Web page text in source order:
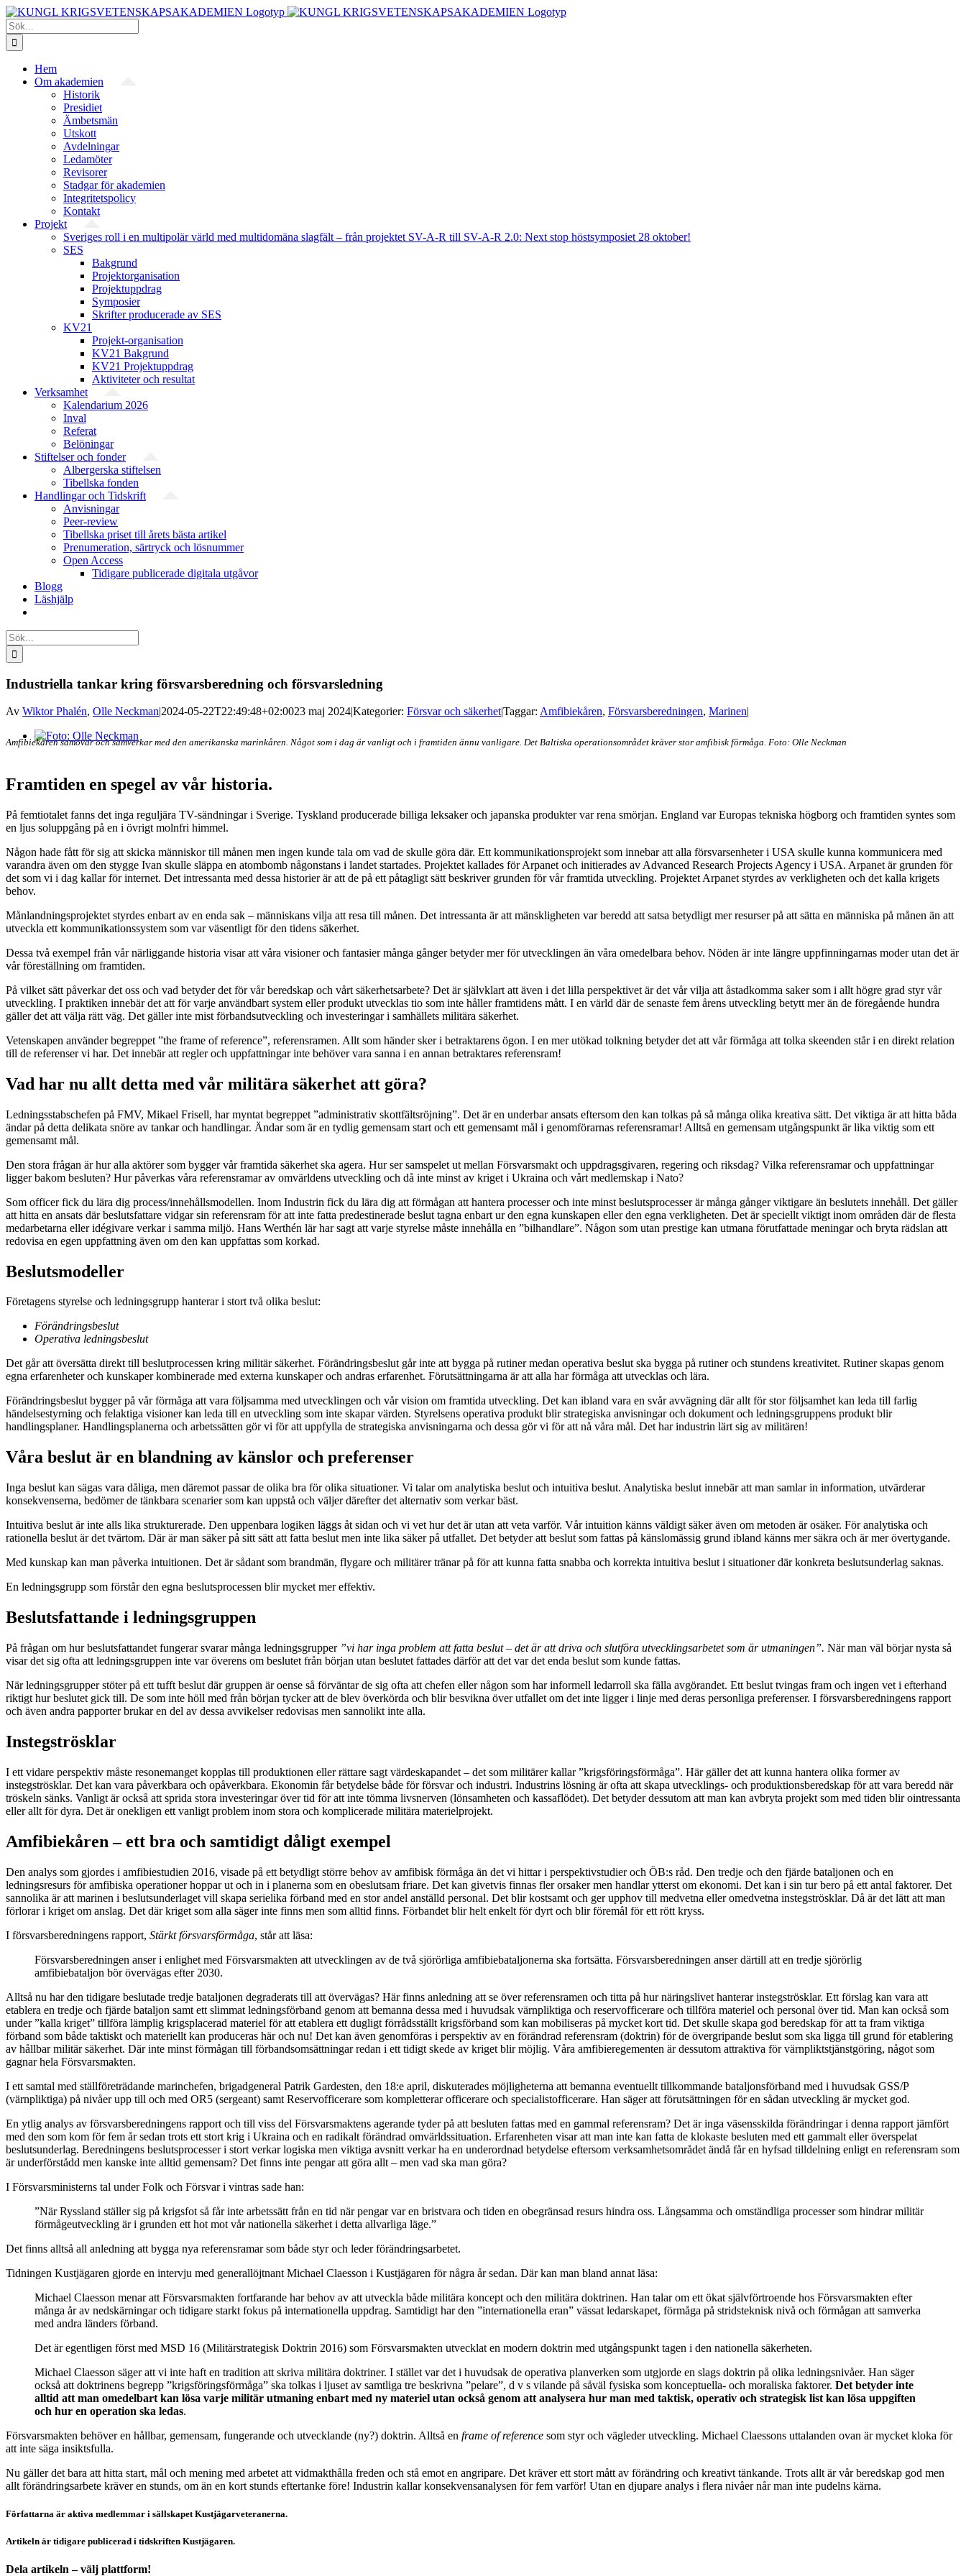
Fortsätt
till
innehållet
Sök
efter:
Hem
Om akademien
Historik
Presidiet
Ämbetsmän
Utskott
Avdelningar
Ledamöter
Revisorer
Stadgar för akademien
Integritetspolicy
Kontakt
Projekt
Sveriges roll i en multipolär värld med multidomäna slagfält – från projektet SV-A-R till SV-A-R 2.0: Next stop höstsymposiet 28 oktober!
SES
Bakgrund
Projekt­organisation
Projektuppdrag
Symposier
Skrifter producerade av SES
KV21
Projekt-organisation
KV21 Bakgrund
KV21 Projektuppdrag
Aktiviteter och resultat
Verksamhet
Kalendarium 2026
Inval
Referat
Belöningar
Stiftelser och fonder
Albergerska stiftelsen
Tibellska fonden
Handlingar och Tidskrift
Anvisningar
Peer-review
Tibellska priset till årets bästa artikel
Prenumeration, särtryck och lösnummer
Open Access
Tidigare publicerade digitala utgåvor
Blogg
Läshjälp
Sök
efter:
Industriella tankar kring försvarsberedning och försvarsledning
Av Wiktor Phalén, Olle Neckman|2024-05-22T22:49:48+02:0023 maj 2024|Kategorier: Försvar och säkerhet|Taggar: Amfibiekåren, Försvarsberedningen, Marinen|
Visa
större
Amfibiekåren samövar och samverkar med den amerikanska marinkåren. Något som i dag är vanligt och i framtiden ännu vanligare. Det Baltiska operationsområdet kräver stor amfibisk förmåga. Foto: Olle Neckman
Framtiden en spegel av vår historia.
På femtiotalet fanns det inga reguljära TV-sändningar i Sverige. Tyskland producerade billiga leksaker och japanska produkter var rena smörjan. England var Europas tekniska högborg och framtiden syntes som
en ljus soluppgång på en i övrigt molnfri himmel.
Någon hade fått för sig att skicka människor till månen men ingen kunde tala om vad de skulle göra där. Ett kommunikationsprojekt som innebar att alla försvarsenheter i USA skulle kunna kommunicera med
varandra även om den stygge Ivan skulle släppa en atombomb någonstans i landet startades. Projektet kallades för Arpanet och initierades av Advanced Research Projects Agency i USA. Arpanet är grunden för
det som vi i dag kallar för internet. Det intressanta med dessa historier är att de på ett påtagligt sätt beskriver grunden för vår framtida utveckling. Projektet Arpanet styrdes av verkligheten och det kalla krigets
behov.
Månlandningsprojektet styrdes enbart av en enda sak – människans vilja att resa till månen. Det intressanta är att mänskligheten var beredd att satsa betydligt mer resurser på att sätta en människa på månen än att
utveckla ett kommunikationssystem som var väsentligt för den tidens säkerhet.
Dessa två exempel från vår närliggande historia visar att våra visioner och fantasier många gånger betyder mer för utvecklingen än våra omedelbara behov. Nöden är inte längre uppfinningarnas moder utan det är
vår föreställning om framtiden.
På vilket sätt påverkar det oss och vad betyder det för vår beredskap och vårt säkerhetsarbete? Det är självklart att även i det lilla perspektivet är det vår vilja att åstadkomma saker som i allt högre grad styr vår
utveckling. I praktiken innebär det att för varje användbart system eller produkt utvecklas tio som inte håller framtidens mått. I en värld där de senaste fem årens utveckling betytt mer än de föregående hundra
gäller det att välja rätt väg. Det gäller inte mist förbandsutveckling och investeringar i samhällets militära säkerhet.
Vetenskapen använder begreppet ”the frame of reference”, referensramen. Allt som händer sker i betraktarens ögon. I en mer utökad tolkning betyder det att vår förmåga att tolka skeenden står i en direkt relation
till de referenser vi har. Det innebär att regler och uppfattningar inte behöver vara sanna i en annan betraktares referensram!
Vad har nu allt detta med vår militära säkerhet att göra?
Ledningsstabschefen på FMV, Mikael Frisell, har myntat begreppet ”administrativ skottfältsröjning”. Det är en underbar ansats eftersom den kan tolkas på så många olika kreativa sätt. Det viktiga är att hitta båda
ändar på detta delikata snöre av tankar och handlingar. Ändar som är en tydlig gemensam start och ett gemensamt mål i genomförarnas referensramar! Alltså en gemensam utgångspunkt är lika viktig som ett
gemensamt mål.
Den stora frågan är hur alla aktörer som bygger vår framtida säkerhet ska agera. Hur ser samspelet ut mellan Försvarsmakt och uppdragsgivaren, regering och riksdag? Vilka referensramar och uppfattningar
ligger bakom besluten? Hur påverkas våra referensramar av omvärldens utveckling och då inte minst av kriget i Ukraina och vårt medlemskap i Nato?
Som officer fick du lära dig process/innehållsmodellen. Inom Industrin fick du lära dig att förmågan att hantera processer och inte minst beslutsprocesser är många gånger viktigare än beslutets innehåll. Det gäller
att hitta en ansats där beslutsfattare vidgar sin referensram för att inte fatta predestinerade beslut tagna enbart ur den egna kunskapen eller den egna verkligheten. Det är speciellt viktigt inom områden där de flesta
medarbetarna eller idégivare verkar i samma miljö. Hans Werthén lär har sagt att varje styrelse måste innehålla en ”bilhandlare”. Någon som utan prestige kan utmana förutfattade meningar och bryta rädslan att
redovisa en egen uppfattning även om den kan uppfattas som korkad.
Beslutsmodeller
Företagens styrelse och ledningsgrupp hanterar i stort två olika beslut:
Förändringsbeslut
Operativa ledningsbeslut
Det går att översätta direkt till beslutprocessen kring militär säkerhet. Förändringsbeslut går inte att bygga på rutiner medan operativa beslut ska bygga på rutiner och stundens kreativitet. Rutiner skapas genom
egna erfarenheter och kunskaper kombinerade med externa kunskaper och andras erfarenhet. Förutsättningarna är att alla har förmåga att utvecklas och lära.
Förändringsbeslut bygger på vår förmåga att vara följsamma med utvecklingen och vår vision om framtida utveckling. Det kan ibland vara en svår avvägning där allt för stor följsamhet kan leda till farlig
händelsestyrning och felaktiga visioner kan leda till en utveckling som inte skapar värden. Styrelsens operativa produkt blir strategiska anvisningar och dokument och ledningsgruppens produkt blir
handlingsplaner. Handlingsplanerna och arbetssätten gör vi för att uppfylla de strategiska anvisningarna och dessa gör vi för att nå våra mål. Det har industrin lärt sig av militären!
Våra beslut är en blandning av känslor och preferenser
Inga beslut kan sägas vara dåliga, men däremot passar de olika bra för olika situationer. Vi talar om analytiska beslut och intuitiva beslut. Analytiska beslut innebär att man samlar in information, utvärderar
konsekvenserna, bedömer de tänkbara scenarier som kan uppstå och väljer därefter det alternativ som verkar bäst.
Intuitiva beslut är inte alls lika strukturerade. Den uppenbara logiken läggs åt sidan och vi vet hur det är utan att veta varför. Vår intuition känns väldigt säker även om metoden är osäker. För analytiska och
rationella beslut är det tvärtom. Där är man säker på sitt sätt att fatta beslut men inte lika säker på utfallet. Det betyder att beslut som fattas på känslomässig grund ibland känns mer säkra och är mer övertygande.
Med kunskap kan man påverka intuitionen. Det är sådant som brandmän, flygare och militärer tränar på för att kunna fatta snabba och korrekta intuitiva beslut i situationer där konkreta beslutsunderlag saknas.
En ledningsgrupp som förstår den egna beslutsprocessen blir mycket mer effektiv.
Beslutsfattande i ledningsgruppen
På frågan om hur beslutsfattandet fungerar svarar många ledningsgrupper ”vi har inga problem att fatta beslut – det är att driva och slutföra utvecklingsarbetet som är utmaningen”. När man väl börjar nysta så
visar det sig ofta att ledningsgruppen inte var överens om beslutet från början utan beslutet fattades därför att det var det enda beslut som kunde fattas.
När ledningsgrupper stöter på ett tufft beslut där gruppen är oense så förväntar de sig ofta att chefen eller någon som har informell ledarroll ska fälla avgörandet. Ett beslut tvingas fram och ingen vet i efterhand
riktigt hur beslutet gick till. De som inte höll med från början tycker att de blev överkörda och blir besvikna över utfallet om det inte ligger i linje med deras personliga preferenser. I försvarsberedningens rapport
och även andra papporter brukar en del av dessa avvikelser redovisas men sannolikt inte alla.
Instegströsklar
I ett vidare perspektiv måste resonemanget kopplas till produktionen eller rättare sagt värdeskapandet – det som militärer kallar ”krigsföringsförmåga”. Här gäller det att kunna hantera olika former av
instegströsklar. Det kan vara påverkbara och opåverkbara. Ekonomin får betydelse både för försvar och industri. Industrins lösning är ofta att skapa utvecklings- och produktionsberedskap för att vara beredd när
tröskeln sänks. Vanligt är också att sprida stora investeringar över tid för att inte tömma livsnerven (lönsamheten och kassaflödet). Det betyder dessutom att man kan avbryta projekt som med tiden blir ointressanta
eller allt för dyra. Det är onekligen ett vanligt problem inom stora och komplicerade militära materielprojekt.
Amfibiekåren – ett bra och samtidigt dåligt exempel
Den analys som gjordes i amfibiestudien 2016, visade på ett betydligt större behov av amfibisk förmåga än det vi hittar i perspektivstudier och ÖB:s råd. Den tredje och den fjärde bataljonen och en
ledningsresurs för amfibiska operationer hoppar ut och in i planerna som en obeslutsam friare. Det kan givetvis finnas fler orsaker men handlar ytterst om ekonomi. Det kan i sin tur bero på ett antal faktorer. Det
sannolika är att marinen i beslutsunderlaget vill skapa serielika förband med en stor andel anställd personal. Det blir kostsamt och ger upphov till medvetna eller omedvetna instegströsklar. Då är det lätt att man
förlorar i kriget om anslag. Det där kriget som alla säger inte finns men som alltid finns. Förbandet blir helt enkelt för dyrt och blir föremål för ett rött kryss.
I försvarsberedningens rapport, Stärkt försvarsförmåga, står att läsa:
Försvarsberedningen anser i enlighet med Försvarsmakten att utvecklingen av de två sjörörliga amfibiebataljonerna ska fortsätta. Försvarsberedningen anser därtill att en tredje sjörörlig
amfibiebataljon bör övervägas efter 2030.
Alltså nu har den tidigare beslutade tredje bataljonen degraderats till att övervägas? Här finns anledning att se över referensramen och titta på hur näringslivet hanterar instegströsklar. Ett förslag kan vara att
etablera en tredje och fjärde bataljon samt ett slimmat ledningsförband genom att bemanna dessa med i huvudsak värnpliktiga och reservofficerare och tillföra materiel och personal över tid. Man kan också som
under ”kalla kriget” tillföra lämplig krigsplacerad materiel för att etablera ett dugligt förrådsställt krigsförband som kan mobiliseras på mycket kort tid. Det skulle skapa god beredskap för att ta fram viktiga
förband som både taktiskt och materiellt kan produceras här och nu! Det kan även genomföras i perspektiv av en förändrad referensram (doktrin) för de övergripande beslut som ska ligga till grund för etablering
av hållbar militär säkerhet. Där inte minst förmågan till förbandsomsättningar redan i ett tidigt skede av kriget blir möjlig. Våra amfibieregementen är dessutom attraktiva för värnpliktstjänstgöring, något som
gagnar hela Försvarsmakten.
I ett samtal med ställföreträdande marinchefen, brigadgeneral Patrik Gardesten, den 18:e april, diskuterades möjligheterna att bemanna eventuellt tillkommande bataljonsförband med i huvudsak GSS/P
(värnpliktiga) på nivåer upp till och med OR5 (sergeant) samt Reservofficerare som kompletterar officerare och specialistofficerare. Han säger att förutsättningen för en sådan utveckling är mycket god.
En ytlig analys av försvarsberedningens rapport och till viss del Försvarsmaktens agerande tyder på att besluten fattas med en gammal referensram? Det är inga väsensskilda förändringar i denna rapport jämfört
med den som kom för fem år sedan trots ett stort krig i Ukraina och en radikalt förändrad omvärldssituation. Erfarenheten visar att man inte kan fatta de klokaste besluten med ett gammalt eller överspelat
beslutsunderlag. Beredningens beslutsprocesser i stort verkar logiska men viktiga avsnitt verkar ha en underordnad betydelse eftersom verksamhetsområdet ändå får en hyfsad tilldelning enligt en referensram som
är underförstådd men kanske inte alltid gemensam? Det finns inte pengar att göra allt – men vad ska man göra?
I Försvarsministerns tal under Folk och Försvar i vintras sade han:
”När Ryssland ställer sig på krigsfot så får inte arbetssätt från en tid när pengar var en bristvara och tiden en obegränsad resurs hindra oss. Långsamma och omständliga processer som hindrar militär
förmågeutveckling är i grunden ett hot mot vår nationella säkerhet i detta allvarliga läge.”
Det finns alltså all anledning att bygga nya referensramar som både styr och leder förändringsarbetet.
Tidningen Kustjägaren gjorde en intervju med generallöjtnant Michael Claesson i Kustjägaren för några år sedan. Där kan man bland annat läsa:
Michael Claesson menar att Försvarsmakten fortfarande har behov av att utveckla både militära koncept och den militära doktrinen. Han talar om ett ökat självförtroende hos Försvarsmakten efter
många år av nedskärningar och tidigare starkt fokus på internationella uppdrag. Samtidigt har den ”internationella eran” vässat ledarskapet, förmåga på stridsteknisk nivå och förmågan att samverka
med andra länders förband.
Det är egentligen först med MSD 16 (Militärstrategisk Doktrin 2016) som Försvarsmakten utvecklat en modern doktrin med utgångspunkt tagen i den nationella säkerheten.
Michael Claesson säger att vi inte haft en tradition att skriva militära doktriner. I stället var det i huvudsak de operativa planverken som utgjorde en slags doktrin på olika ledningsnivåer. Han säger
också att doktrinens begrepp ”krigsföringsförmåga” ska tolkas i ljuset av samtliga tre beskrivna ”pelare”, d v s vilande på såväl fysiska som konceptuella- och moraliska faktorer. Det betyder inte
alltid att man omedelbart kan lösa varje militär utmaning enbart med ny materiel utan också genom att analysera hur man med taktisk, operativ och strategisk list kan lösa uppgiften
och hur en operation ska ledas.
Försvarsmakten behöver en hållbar, gemensam, fungerande och utvecklande (ny?) doktrin. Alltså en frame of reference som styr och vägleder utveckling. Michael Claessons uttalanden ovan är mycket kloka för
att inte säga insiktsfulla.
Nu gäller det bara att hitta start, mål och mening med arbetet att vidmakthålla freden och stå emot en angripare. Det kräver ett stort mått av förändring och kreativt tänkande. Trots allt är vår beredskap god men
allt förändringsarbete kräver en stunds, om än en kort stunds eftertanke före! Industrin kallar konsekvensanalysen för fem varför! Utan en djupare analys i flera nivåer når man inte pudelns kärna.
Författarna är aktiva medlemmar i sällskapet Kustjägarveteranerna.
Artikeln är tidigare publicerad i tidskriften Kustjägaren.
Dela artikeln – välj plattform!